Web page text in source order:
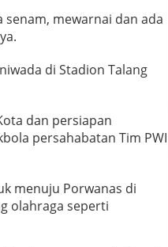
mewarnai dan ada
di Stadion Talang
dan persiapan
persahabatan Tim PWI
menuju Porwanas di
olahraga seperti